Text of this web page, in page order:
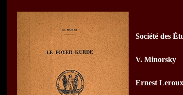
Société des
V. Minorsky
Ernest Leroux